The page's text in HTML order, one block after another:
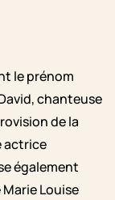
le prénom
chanteuse
de la
actrice
également
Louise